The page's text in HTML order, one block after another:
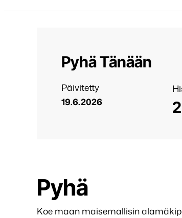
Pyhä Tänään
Päivitetty
19.6.2026
2
Pyhä
Koe maan maisemallisin